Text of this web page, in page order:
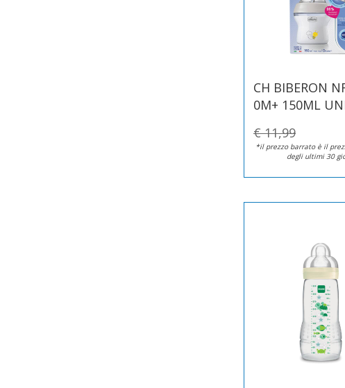
CH BIBERON
0M+ 150ML
€ 11,99
*il prezzo barrato è il
degli ultimi 30